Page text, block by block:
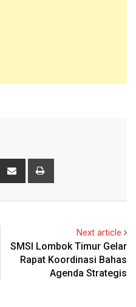
WhatsappShare
Next article
SMSI Lombok Timur Gelar
Rapat Koordinasi Bahas
Agenda Strategis